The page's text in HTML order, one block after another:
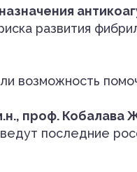
развития
возможность
проф. Кобалава
последние